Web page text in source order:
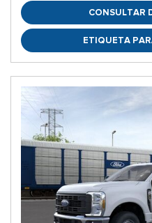
CONSULTAR
ETIQUETA